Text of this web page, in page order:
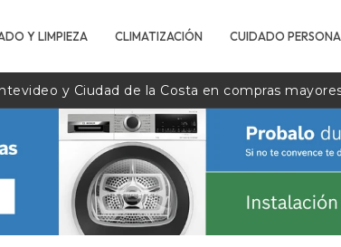
Y LIMPIEZA CLIMATIZACIÓN CUIDADO
y Ciudad de la Costa en compras